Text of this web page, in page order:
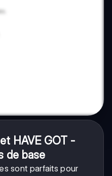
HAVE GOT -
de base
sont parfaits pour